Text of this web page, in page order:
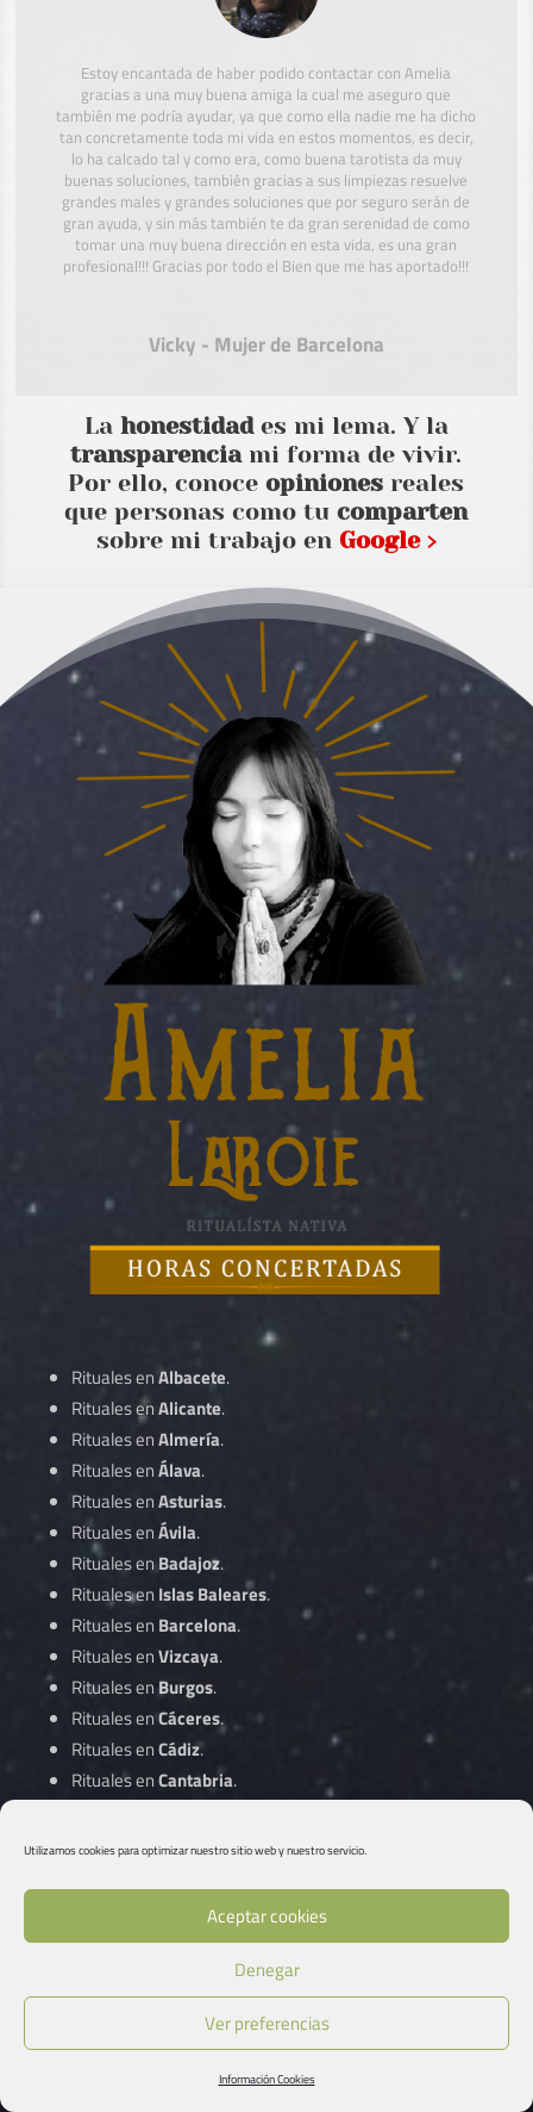
Utilizamos cookies para optimizar nuestro sitio web y nuestro servicio.
Aceptar cookies
Denegar
Ver preferencias
Información Cookies
Estoy encantada de haber podido contactar con Amelia
gracias a una muy buena amiga la cual me aseguro que
también me podría ayudar, ya que como ella nadie me ha dicho
tan concretamente toda mi vida en estos momentos, es decir,
lo ha calcado tal y como era, como buena tarotista da muy
buenas soluciones, también gracias a sus limpiezas resuelve
grandes males y grandes soluciones que por seguro serán de
gran ayuda, y sin más también te da gran serenidad de como
tomar una muy buena dirección en esta vida, es una gran
profesional!!! Gracias por todo el Bien que me has aportado!!!
Vicky - Mujer de Barcelona
La honestidades mi lema. Y la
transparenciami forma de vivir.
Por ello, conoceopiniones reales
que personas como tucomparten
sobre mi trabajo en Google ›
Rituales enAlbacete.
Rituales enAlicante.
Rituales enAlmería.
Rituales enÁlava.
Rituales enAsturias.
Rituales enÁvila.
Rituales en Badajoz.
Rituales en Islas Baleares.
Rituales en Barcelona.
Rituales enVizcaya.
Rituales en Burgos.
Rituales enCáceres.
Rituales enCádiz.
Rituales enCantabria.
Rituales enCiudad Real.
Gipuzkoa.
Rituales enGirona.
Granada.